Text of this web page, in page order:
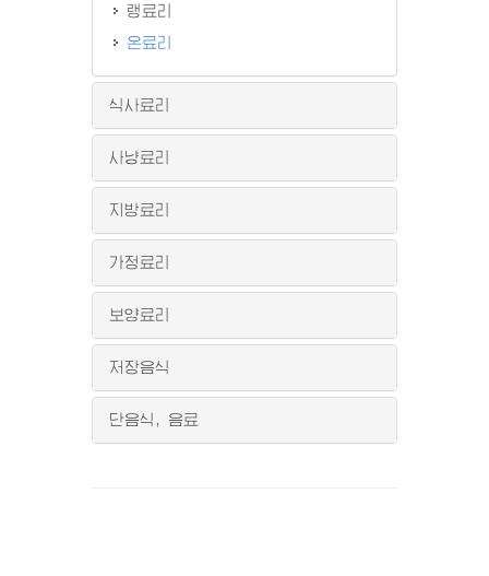
랭료리
온료리
식사료리
사냥료리
지방료리
가정료리
보양료리
저장음식
단음식, 음료